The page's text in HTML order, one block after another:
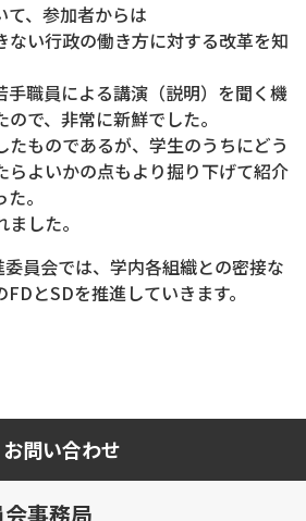
て、参加者からは
ない行政の働き方に対する改革を知
手職員による講演（説明）を聞く機
で、非常に新鮮でした。
たものであるが、学生のうちにどう
らよいかの点もより掘り下げて紹介
。
した。
員会では、学内各組織との密接な
とSDを推進していきます。
お問い合わせ
事務局